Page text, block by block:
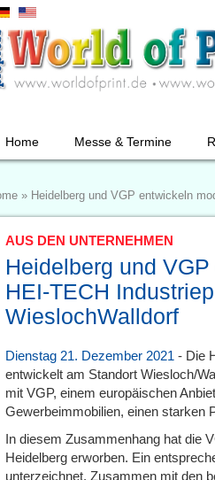
Home Messe & Termine
» Heidelberg und VGP entwickeln
AUS DEN UNTERNEHMEN
Heidelberg und
HEI-TECH
WieslochWalldorf
Dienstag 21. Dezember 2021 - Die
entwickelt am Standort Wiesloch/
mit VGP, einem europäischen
Gewerbeimmobilien, einen starken
In diesem Zusammenhang hat die
Heidelberg erworben. Ein
unterzeichnet. Zusammen mit den